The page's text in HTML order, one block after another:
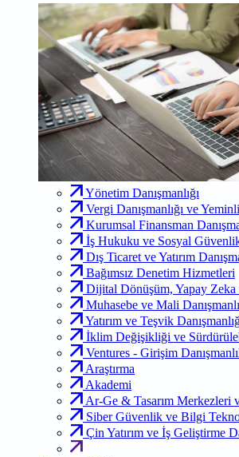
Yönetim Danışmanlığı
Vergi Danışmanlığı ve
Kurumsal Finansman
İş Hukuku ve Sosyal Güvenlik
Dış Ticaret ve Yatırım
Bağımsız Denetim Hizmetleri
Dijital Dönüşüm, Yapay
Muhasebe ve Mali
Yatırım ve Teşvik
İklim Değişikliği ve
Ventures - Girişim
Araştırma
Akademi
Ar-Ge & Tasarım Merkezleri
Siber Güvenlik ve Bilgi
Çin Yatırım ve İş Geliştirme